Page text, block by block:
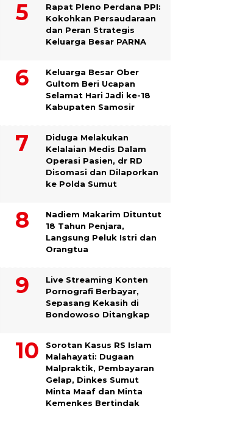
Rapat Pleno Perdana PPI:
Kokohkan Persaudaraan
dan Peran Strategis
Keluarga Besar PARNA
Keluarga Besar Ober
Gultom Beri Ucapan
Selamat Hari Jadi ke-18
Kabupaten Samosir
Diduga Melakukan
Kelalaian Medis Dalam
Operasi Pasien, dr RD
Disomasi dan Dilaporkan
ke Polda Sumut
​Nadiem Makarim Dituntut
18 Tahun Penjara,
Langsung Peluk Istri dan
Orangtua
Live Streaming Konten
Pornografi Berbayar,
Sepasang Kekasih di
Bondowoso Ditangkap
Sorotan Kasus RS Islam
Malahayati: Dugaan
Malpraktik, Pembayaran
Gelap, Dinkes Sumut
Minta Maaf dan Minta
Kemenkes Bertindak